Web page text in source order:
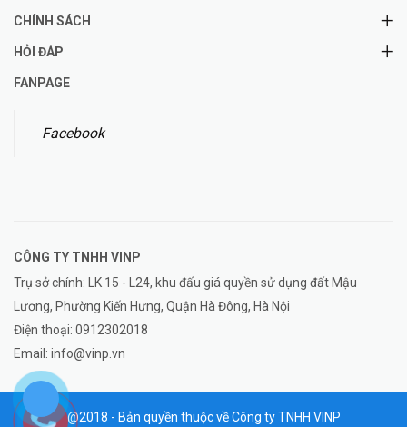
CHÍNH SÁCH
HỎI ĐÁP
FANPAGE
Facebook
CÔNG TY TNHH VINP
Trụ sở chính: LK 15 - L24, khu đấu giá quyền sử dụng đất Mậu
Lương, Phường Kiến Hưng, Quận Hà Đông, Hà Nội
Điện thoại: 0912302018
Email: info@vinp.vn
@2018 - Bản quyền thuộc về Công ty TNHH VINP